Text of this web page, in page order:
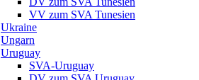
VV zum SVA Tunesien
Ukraine
Ungarn
Uruguay
SVA-Uruguay